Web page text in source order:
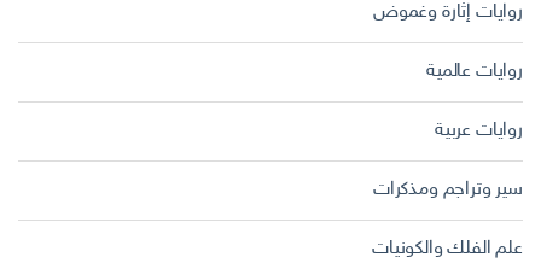
روايات إثارة وغموض
روايات عالمية
روايات عربية
سير وتراجم ومذكرات
علم الفلك والكونيات